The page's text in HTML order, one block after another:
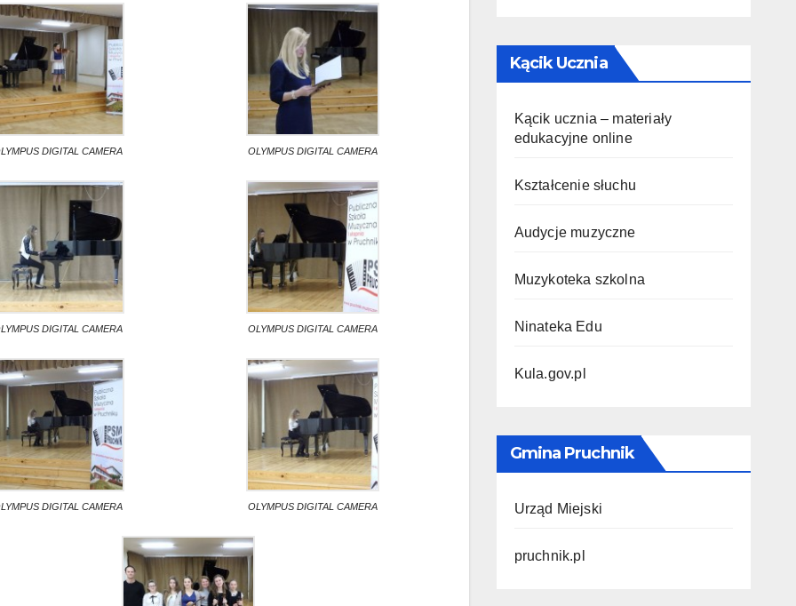
DIGITAL CAMERA OLYMPUS DIGITAL CAMERA
DIGITAL CAMERA OLYMPUS DIGITAL CAMERA
DIGITAL CAMERA OLYMPUS DIGITAL CAMERA
Kącik Ucznia
Kącik ucznia – materiały
edukacyjne online
Kształcenie słuchu
Audycje muzyczne
Muzykoteka szkolna
Ninateka Edu
Kula.gov.pl
Gmina Pruchnik
Urząd Miejski
pruchnik.pl